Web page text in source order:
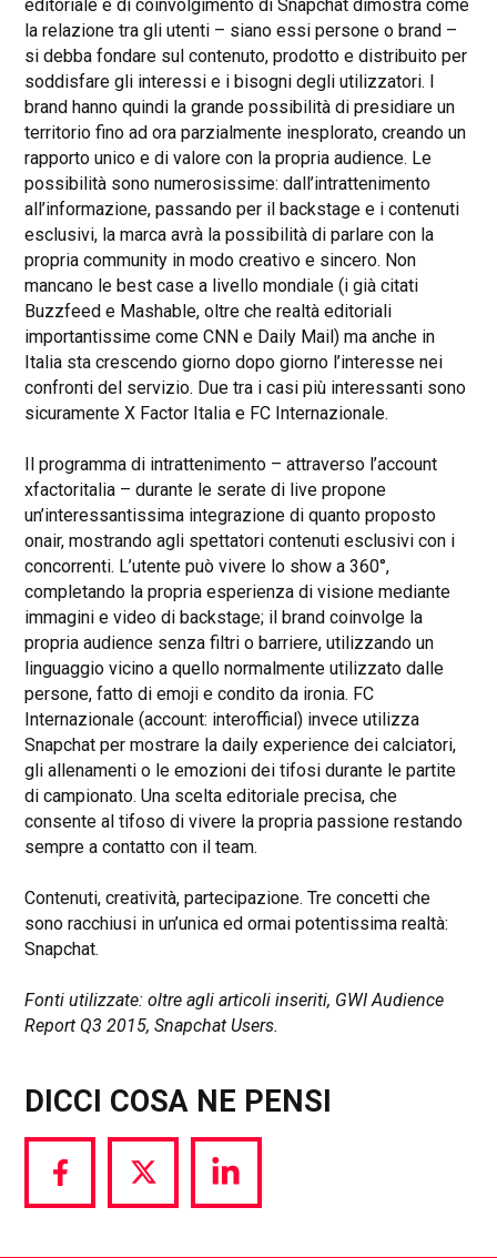
editoriale e di coinvolgimento di Snapchat dimostra come
la relazione tra gli utenti – siano essi persone o brand –
si debba fondare sul contenuto, prodotto e distribuito per
soddisfare gli interessi e i bisogni degli utilizzatori. I
brand hanno quindi la grande possibilità di presidiare un
territorio fino ad ora parzialmente inesplorato, creando un
rapporto unico e di valore con la propria audience. Le
possibilità sono numerosissime: dall’intrattenimento
all’informazione, passando per il backstage e i contenuti
esclusivi, la marca avrà la possibilità di parlare con la
propria community in modo creativo e sincero. Non
mancano le best case a livello mondiale (i già citati
Buzzfeed e Mashable, oltre che realtà editoriali
importantissime come CNN e Daily Mail) ma anche in
Italia sta crescendo giorno dopo giorno l’interesse nei
confronti del servizio. Due tra i casi più interessanti sono
sicuramente X Factor Italia e FC Internazionale.
Il programma di intrattenimento – attraverso l’account
xfactoritalia – durante le serate di live propone
un’interessantissima integrazione di quanto proposto
onair, mostrando agli spettatori contenuti esclusivi con i
concorrenti. L’utente può vivere lo show a 360°,
completando la propria esperienza di visione mediante
immagini e video di backstage; il brand coinvolge la
propria audience senza filtri o barriere, utilizzando un
linguaggio vicino a quello normalmente utilizzato dalle
persone, fatto di emoji e condito da ironia. FC
Internazionale (account: interofficial) invece utilizza
Snapchat per mostrare la daily experience dei calciatori,
gli allenamenti o le emozioni dei tifosi durante le partite
di campionato. Una scelta editoriale precisa, che
consente al tifoso di vivere la propria passione restando
sempre a contatto con il team.
Contenuti, creatività, partecipazione. Tre concetti che
sono racchiusi in un’unica ed ormai potentissima realtà:
Snapchat.
Fonti utilizzate: oltre agli articoli inseriti, GWI Audience
Report Q3 2015, Snapchat Users.
DICCI COSA NE PENSI
Share
via
Share
via
Share
via